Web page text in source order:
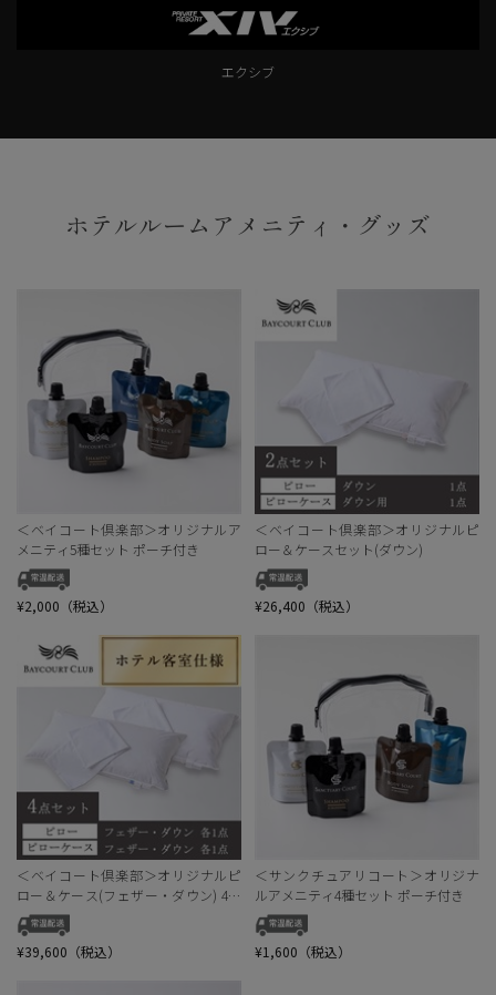
エクシブ
ホテルルームアメニティ・グッズ
＜ベイコート倶楽部＞オリジナルア
メニティ5種セット ポーチ付き
¥2,000（税込）
＜ベイコート倶楽部＞オリジナルピ
ロー＆ケースセット(ダウン)
¥26,400（税込）
＜ベイコート倶楽部＞オリジナルピ
ロー＆ケース(フェザー・ダウン) 4点
セット
¥39,600（税込）
＜サンクチュアリコート＞オリジナ
ルアメニティ4種セット ポーチ付き
¥1,600（税込）